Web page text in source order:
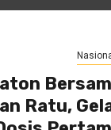
Ratu,